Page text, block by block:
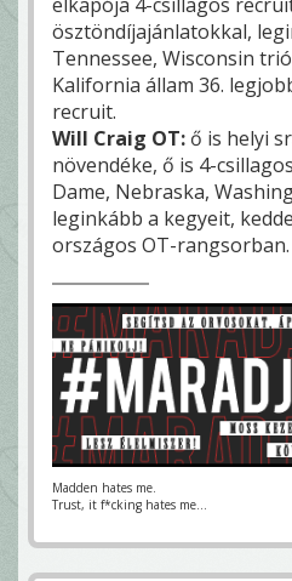
ösztöndíjajánlatokkal,
Tennessee, Wisconsin
Kalifornia állam 36.
recruit.
Will Craig OT: ő is helyi
növendéke, ő is 4-
Dame, Nebraska,
leginkább a kegyeit,
országos OT-rangsorban.
Madden hates me.
Trust, it f*cking hates me...